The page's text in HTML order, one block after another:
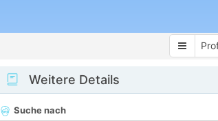
Weitere Details
Suche nach